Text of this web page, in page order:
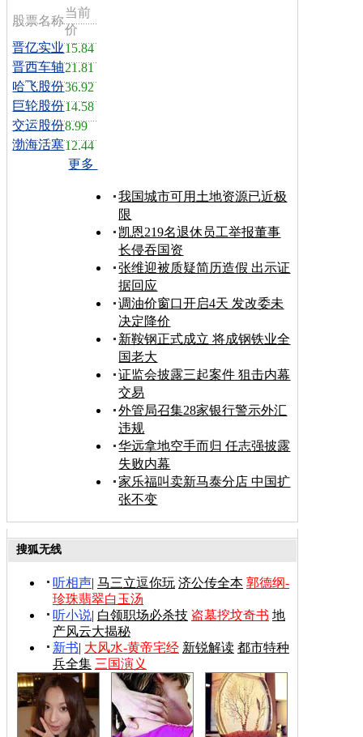
股票名称
当前
价
晋亿实业15.84
晋西车轴21.81
哈飞股份36.92
巨轮股份14.58
交运股份8.99
渤海活塞12.44
更多
我国城市可用土地资源已近极
限
凯恩219名退休员工举报董事
长侵吞国资
张维迎被质疑简历造假 出示证
据回应
调油价窗口开启4天 发改委未
决定降价
新鞍钢正式成立 将成钢铁业全
国老大
证监会披露三起案件 狙击内幕
交易
外管局召集28家银行警示外汇
违规
华远拿地空手而归 任志强披露
失败内幕
家乐福叫卖新马泰分店 中国扩
张不变
搜狐无线
听相声| 马三立逗你玩 济公传全本 郭德纲-
珍珠翡翠白玉汤
听小说| 白领职场必杀技 盗墓挖坟奇书 地
产风云大揭秘
新书| 大风水-黄帝宅经 新锐解读 都市特种
兵全集 三国演义